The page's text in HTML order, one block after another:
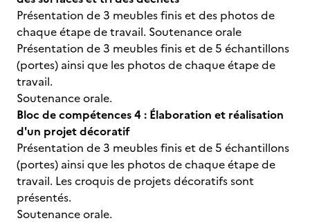
Présentation de 3 meubles finis et des photos de
chaque étape de travail. Soutenance orale
Présentation de 3 meubles finis et de 5 échantillons
(portes) ainsi que les photos de chaque étape de
travail.
Soutenance orale.
Bloc de compétences 4 : Élaboration et réalisation
d'un projet décoratif
Présentation de 3 meubles finis et de 5 échantillons
(portes) ainsi que les photos de chaque étape de
travail. Les croquis de projets décoratifs sont
présentés.
Soutenance orale.